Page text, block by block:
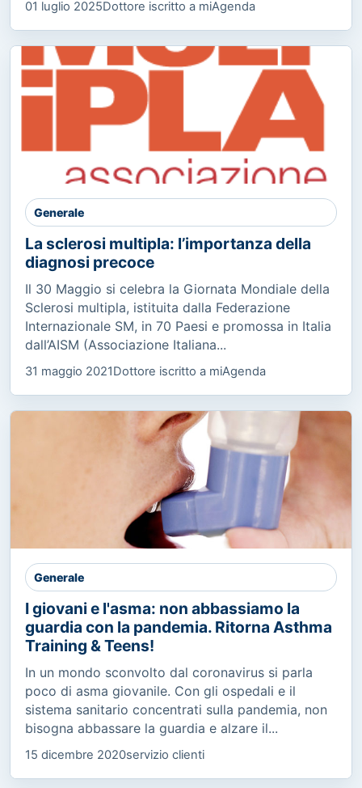
01 luglio 2025Dottore iscritto a miAgenda
Generale
La sclerosi multipla: l’importanza della
diagnosi precoce
Il 30 Maggio si celebra la Giornata Mondiale della
Sclerosi multipla, istituita dalla Federazione
Internazionale SM, in 70 Paesi e promossa in Italia
dall’AISM (Associazione Italiana...
31 maggio 2021Dottore iscritto a miAgenda
Generale
I giovani e l'asma: non abbassiamo la
guardia con la pandemia. Ritorna Asthma
Training & Teens!
In un mondo sconvolto dal coronavirus si parla
poco di asma giovanile. Con gli ospedali e il
sistema sanitario concentrati sulla pandemia, non
bisogna abbassare la guardia e alzare il...
15 dicembre 2020servizio clienti